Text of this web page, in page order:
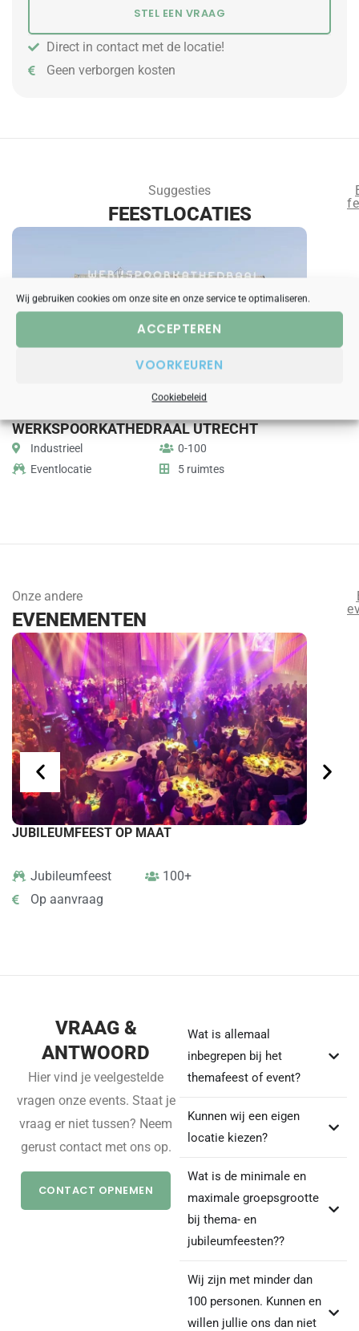
Wij gebruiken cookies om onze site en onze service te optimaliseren.
ACCEPTEREN
VOORKEUREN
Cookiebeleid
STEL EEN VRAAG
Direct in contact met de locatie!
Geen verborgen kosten
Suggesties
FEESTLOCATIES
WERKSPOORKATHEDRAAL UTRECHT
Industrieel
Eventlocatie
0-100
5 ruimtes
Onze andere
EVENEMENTEN
JUBILEUMFEEST OP MAAT
Jubileumfeest
Op aanvraag
100+
VRAAG &
ANTWOORD
Hier vind je veelgestelde
vragen onze events. Staat je
vraag er niet tussen? Neem
gerust contact met ons op.
CONTACT OPNEMEN
Wat is allemaal
inbegrepen bij het
themafeest of event?
Kunnen wij een eigen
locatie kiezen?
Wat is de minimale en
maximale groepsgrootte
bij thema- en
jubileumfeesten??
Wij zijn met minder dan
100 personen. Kunnen en
willen jullie ons dan niet